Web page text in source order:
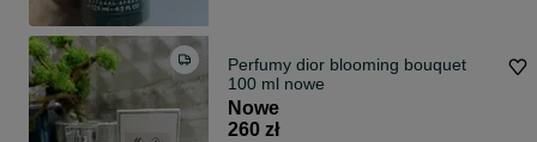
Perfumy dior blooming bouquet
100 ml nowe
Nowe
260 zł